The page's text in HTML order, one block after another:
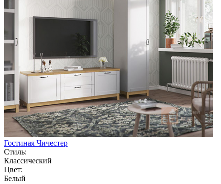
Гостиная Чичестер
Стиль:
Классический
Цвет:
Белый